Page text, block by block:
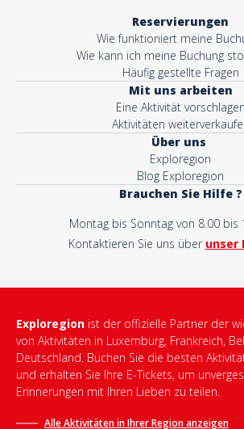
Reservierungen
Wie funktioniert meine
Wie kann ich meine Buchung
Häufig gestellte Fragen
Mit uns arbeiten
Eine Aktivität vorschlagen
Aktivitäten
Über uns
Exploregion
Blog Exploregion
Brauchen Sie Hilfe ?
Montag bis Sonntag von 8.00 bis
Kontaktieren Sie uns über unser
Exploregion ist der offizielle Partner der
von Aktivitäten in Luxemburg, Frankreich,
Deutschland. Buchen Sie die besten
und erhalten Sie Ihre E-Tickets, um
Erinnerungen mit Ihren Lieben zu teilen.
Alle Aktivitäten in Ihrer Region anzeigen